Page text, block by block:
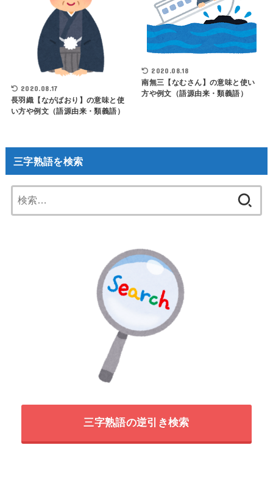
2020.08.17
長羽織【ながばおり】の意味と使
い方や例文（語源由来・類義語）
2020.08.18
南無三【なむさん】の意味と使い
方や例文（語源由来・類義語）
三字熟語を検索
索:
三字熟語の逆引き検索